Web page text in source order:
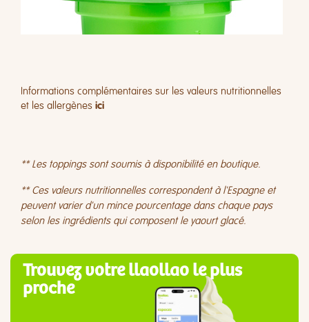
Informations complémentaires sur les valeurs nutritionnelles
et les allergènes ici
** Les toppings sont soumis à disponibilité en boutique.
** Ces valeurs nutritionnelles correspondent à l'Espagne et
peuvent varier d'un mince pourcentage dans chaque pays
selon les ingrédients qui composent le yaourt glacé.
Trouvez votre llaollao le plus
proche